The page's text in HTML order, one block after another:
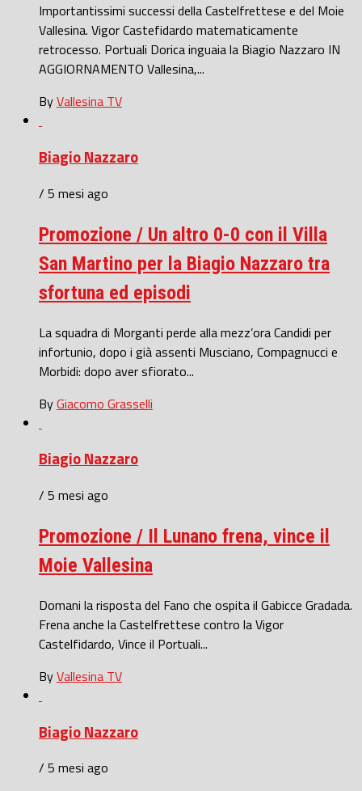
Importantissimi successi della Castelfrettese e del Moie
Vallesina. Vigor Castefidardo matematicamente
retrocesso. Portuali Dorica inguaia la Biagio Nazzaro IN
AGGIORNAMENTO Vallesina,...
ByVallesina TV
Biagio Nazzaro
/ 5 mesi ago
Promozione / Un altro 0-0 con il Villa
San Martino per la Biagio Nazzaro tra
sfortuna ed episodi
La squadra di Morganti perde alla mezz’ora Candidi per
infortunio, dopo i già assenti Musciano, Compagnucci e
Morbidi: dopo aver sfiorato...
ByGiacomo Grasselli
Biagio Nazzaro
/ 5 mesi ago
Promozione / Il Lunano frena, vince il
Moie Vallesina
Domani la risposta del Fano che ospita il Gabicce Gradada.
Frena anche la Castelfrettese contro la Vigor
Castelfidardo, Vince il Portuali...
ByVallesina TV
Biagio Nazzaro
/ 5 mesi ago